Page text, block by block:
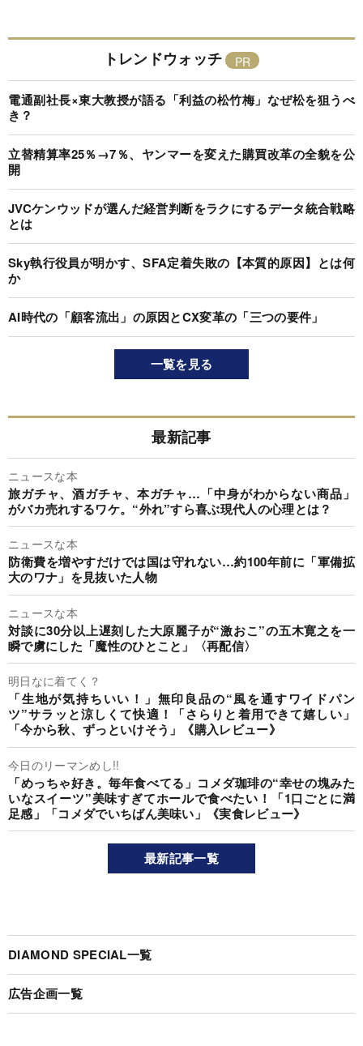
トレンドウォッチ
電通副社長×東大教授が語る「利益の松竹梅」なぜ松を狙うべ
き？
立替精算率25％→7％、ヤンマーを変えた購買改革の全貌を公
開
JVCケンウッドが選んだ経営判断をラクにするデータ統合戦略
とは
Sky執行役員が明かす、SFA定着失敗の【本質的原因】とは何
か
AI時代の「顧客流出」の原因とCX変革の「三つの要件」
一覧を見る
最新記事
ニュースな本
旅ガチャ、酒ガチャ、本ガチャ…「中身がわからない商品」
がバカ売れするワケ。“外れ”すら喜ぶ現代人の心理とは？
ニュースな本
防衛費を増やすだけでは国は守れない…約100年前に「軍備拡
大のワナ」を見抜いた人物
ニュースな本
対談に30分以上遅刻した大原麗子が“激おこ”の五木寛之を一
瞬で虜にした「魔性のひとこと」〈再配信〉
明日なに着てく？
「生地が気持ちいい！」無印良品の“風を通すワイドパン
ツ”サラッと涼しくて快適！「さらりと着用できて嬉しい」
「今から秋、ずっといけそう」《購入レビュー》
今日のリーマンめし!!
「めっちゃ好き。毎年食べてる」コメダ珈琲の“幸せの塊みた
いなスイーツ”美味すぎてホールで食べたい！「1口ごとに満
足感」「コメダでいちばん美味い」《実食レビュー》
最新記事一覧
DIAMOND SPECIAL一覧
広告企画一覧